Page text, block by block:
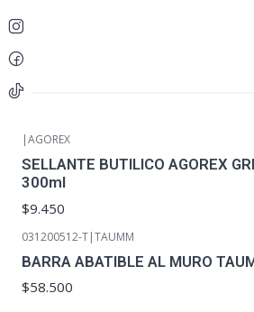
|AGOREX
SELLANTE BUTILICO AGOREX
300ml
$9.450
031200512-T|TAUMM
BARRA ABATIBLE AL MURO
$58.500